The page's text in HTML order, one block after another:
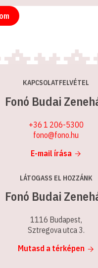
KAPCSOLATFELVÉTEL
Fonó Budai
+36 1 206-5300
fono@fono.hu
E-mail írása
LÁTOGASS EL HOZZÁNK
Fonó Budai
1116 Budapest,
Sztregova utca 3.
Mutasd a térképen